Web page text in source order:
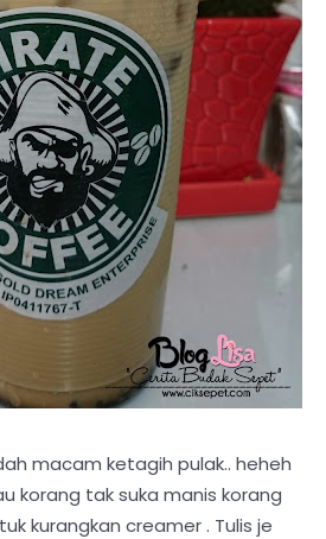
macam ketagih pulak.. heheh
korang tak suka manis korang
kurangkan creamer . Tulis je